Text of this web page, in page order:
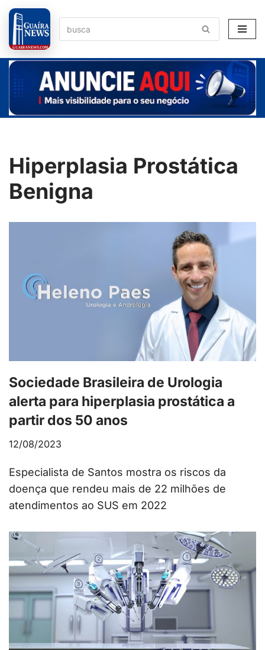
Pular
para
o
conteúdo
Hiperplasia Prostática
Benigna
Sociedade Brasileira de Urologia
alerta para hiperplasia prostática a
partir dos 50 anos
12/08/2023
Especialista de Santos mostra os riscos da
doença que rendeu mais de 22 milhões de
atendimentos ao SUS em 2022